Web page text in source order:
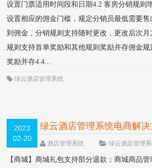
设置门票适用时间段和日期4.2 客房分销规则
设置相应的佣金门槛，规定分销员最低需要
到佣金，分销规则支持随时更改，更改后次月
规则支持首单奖励和其他规则奖励并存佣金
奖励并存4.4...
绿云酒店管理系统
2023
02-20
绿云酒店管理系统电商解
期升级
酒店管理系统 绿云酒店管理
【商城】商城礼包支持部分退款；商城商品